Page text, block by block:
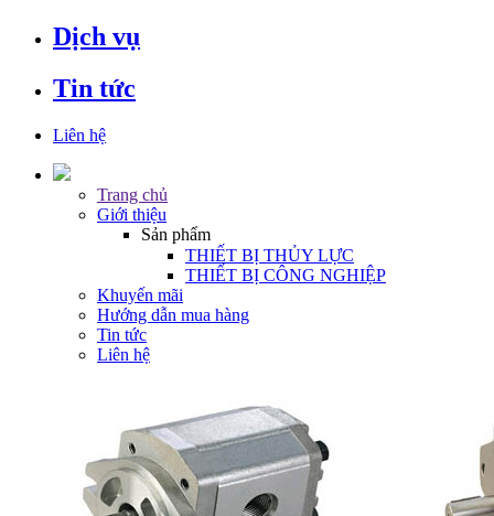
Dịch vụ
Tin tức
Liên hệ
Trang chủ
Giới thiệu
Sản phẩm
THIẾT BỊ THỦY LỰC
THIẾT BỊ CÔNG NGHIỆP
Khuyến mãi
Hướng dẫn mua hàng
Tin tức
Liên hệ